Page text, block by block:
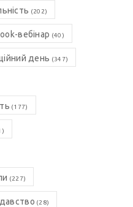
(202)
вебінар (40)
день (347)
(177)
(227)
(28)